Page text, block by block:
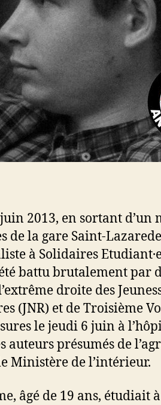
2013, en sortant d’un
de la gare Saint-
à Solidaires
battu brutalement par
droite des
(JNR) et de Troisième
le jeudi 6 juin à
auteurs présumés de
Ministère de l’intérieur.
âgé de 19 ans, étudiait